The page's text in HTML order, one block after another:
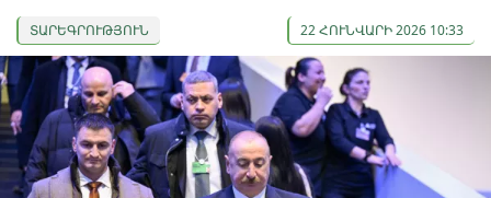
ՏԱՐԵԳՐՈՒԹՅՈՒՆ 22 ՀՈՒՆՎԱՐԻ 2026 10:33